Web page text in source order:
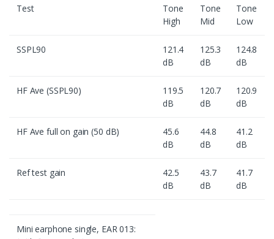
Test
Tone
High
Tone
Mid
Tone
Low
SSPL90
121.4
dB
125.3
dB
124.8
dB
HF Ave (SSPL90)
119.5
dB
120.7
dB
120.9
dB
HF Ave full on gain (50 dB)
45.6
dB
44.8
dB
41.2
dB
Ref test gain
42.5
dB
43.7
dB
41.7
dB
Mini earphone single, EAR 013: